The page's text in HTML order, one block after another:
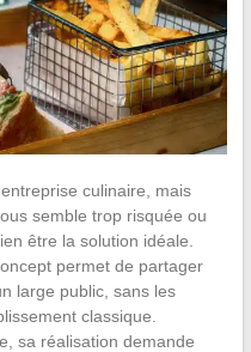
culinaire, mais
semble trop risquée ou
être la solution idéale.
permet de partager
large public, sans les
classique.
sa réalisation demande